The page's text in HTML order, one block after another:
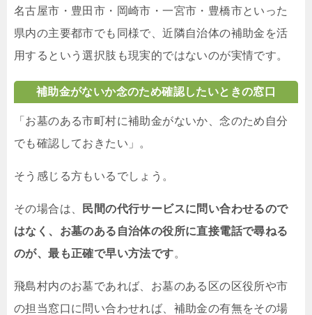
名古屋市・豊田市・岡崎市・一宮市・豊橋市といった
県内の主要都市でも同様で、近隣自治体の補助金を活
用するという選択肢も現実的ではないのが実情です。
補助金がないか念のため確認したいときの窓口
「お墓のある市町村に補助金がないか、念のため自分
でも確認しておきたい」。
そう感じる方もいるでしょう。
その場合は、
民間の代行サービスに問い合わせるので
はなく、お墓のある自治体の役所に直接電話で尋ねる
のが、最も正確で早い方法です。
飛島村内のお墓であれば、お墓のある区の区役所や市
の担当窓口に問い合わせれば、補助金の有無をその場